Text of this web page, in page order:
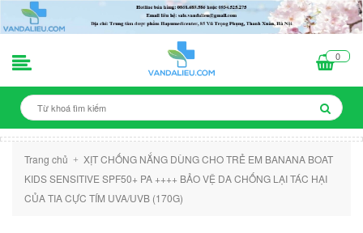
0
Trang chủ + XỊT CHỐNG NẮNG DÙNG CHO TRẺ EM BANANA BOAT
KIDS SENSITIVE SPF50+ PA ++++ BẢO VỆ DA CHỐNG LẠI TÁC HẠI
CỦA TIA CỰC TÍM UVA/UVB (170G)